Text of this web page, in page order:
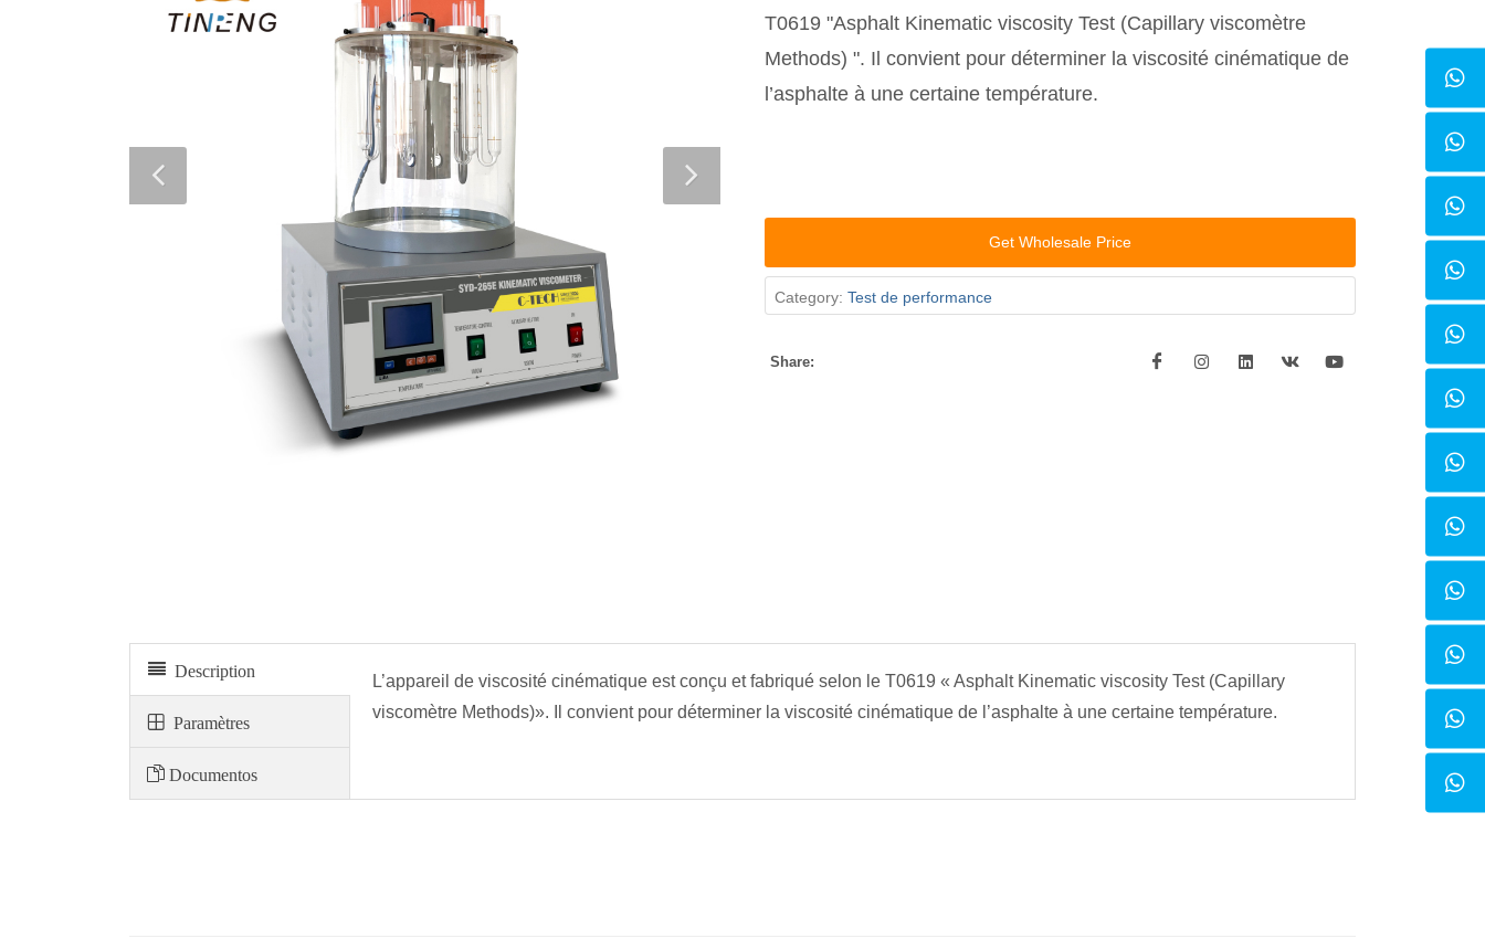
T0619 "Asphalt Kinematic viscosity Test (Capillary viscomètre
Methods) ". Il convient pour déterminer la viscosité cinématique de
l’asphalte à une certaine température.
Get Wholesale Price
Category: Test de performance
Share:
Description
Paramètres
Documentos
L’appareil de viscosité cinématique est conçu et fabriqué selon le T0619 « Asphalt Kinematic viscosity Test (Capillary
viscomètre Methods)». Il convient pour déterminer la viscosité cinématique de l’asphalte à une certaine température.